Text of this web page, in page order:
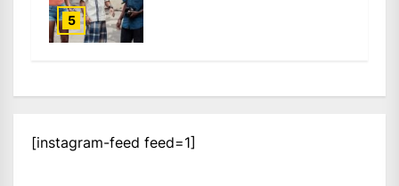
5
[instagram-feed feed=1]